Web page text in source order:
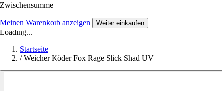
Zwischensumme
Meinen Warenkorb anzeigen Weiter einkaufen
Loading...
Startseite
/ Weicher Köder Fox Rage Slick Shad UV